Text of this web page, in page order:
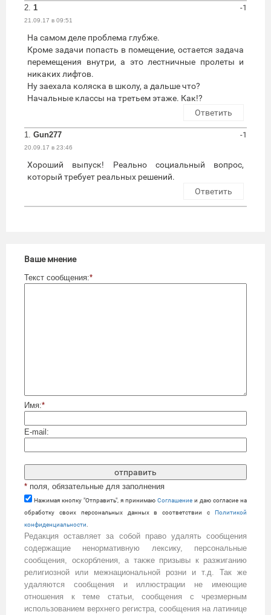
2. 1
21.09.17 в 09:51
-1
На самом деле проблема глубже.
Кроме задачи попасть в помещение, остается задача
перемещения внутри, а это лестничные пролеты и
никаких лифтов.
Ну заехала коляска в школу, а дальше что?
Начальные классы на третьем этаже. Как!?
Ответить
1. Gun277
20.09.17 в 23:46
-1
Хороший выпуск! Реально социальный вопрос,
который требует реальных решений.
Ответить
Ваше мнение
Текст сообщения:*
Имя:*
E-mail:
* поля, обязательные для заполнения
Нажимая кнопку "Отправить", я принимаю Cоглашение и даю согласие на
обработку своих персональных данных в соответствии с Политикой
конфиденциальности
Редакция оставляет за собой право удалять сообщения
содержащие ненормативную лексику, персональные
сообщения, оскорбления, а также призывы к разжиганию
религиозной или межнациональной розни и т.д. Так же
удаляются сообщения и иллюстрации не имеющие
отношения к теме статьи, сообщения с чрезмерным
использованием верхнего регистра, сообщения на латинице